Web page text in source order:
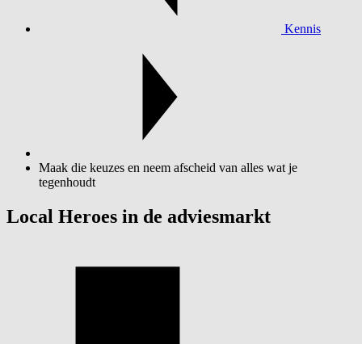
Kennis
Maak die keuzes en neem afscheid van alles wat je
tegenhoudt
Local Heroes in de adviesmarkt